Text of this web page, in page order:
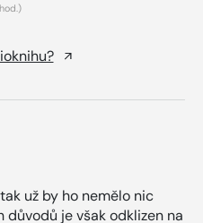
už by ho nemělo nic
je však odklizen na